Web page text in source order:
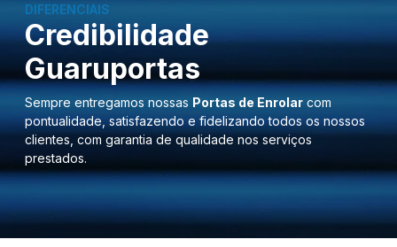
DIFERENCIAIS
Credibilidade
Guaruportas
Sempre entregamos nossas Portas de Enrolar com
pontualidade, satisfazendo e fidelizando todos os nossos
clientes, com garantia de qualidade nos serviços
prestados.